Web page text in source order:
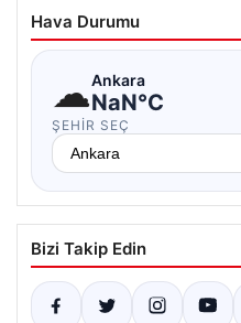
Hava Durumu
☁Ankara
NaN°C
ŞEHIR SEÇ
Bizi Takip Edin